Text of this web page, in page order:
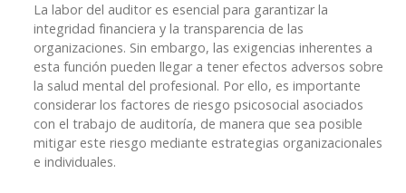
La labor del auditor es esencial para garantizar la
integridad financiera y la transparencia de las
organizaciones. Sin embargo, las exigencias inherentes a
esta función pueden llegar a tener efectos adversos sobre
la salud mental del profesional. Por ello, es importante
considerar los factores de riesgo psicosocial asociados
con el trabajo de auditoría, de manera que sea posible
mitigar este riesgo mediante estrategias organizacionales
e individuales.